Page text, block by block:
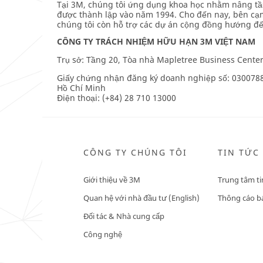
**
Building
hygiene
***
url**
/3M/vi_VN/p/c/cleaning-
supplies/i/design-
construction/
**Site
area
***
**Site
**
CommSolutions-
***
**Site
area
**
Consumer-
Office
***
url**
/3M/vi_VN/p/c/i/consumer/office/
**Site
area
url**
health-
**Site
**
Consumer-
DIYCarCare
Tại 3M, chúng tôi ứng dụng khoa học nhằm nâng
được thành lập vào năm 1994. Cho đến nay, bên
chúng tôi còn hỗ trợ các dự án cộng đồng hướng
CÔNG TY TRÁCH NHIỆM HỮU HẠN 3M VIỆT NAM
Trụ sở: Tầng 20, Tòa nhà Mapletree Business
Giấy chứng nhận đăng ký doanh nghiệp số:
Hồ Chí Minh
Điện thoại: (+84) 28 710 13000
CÔNG TY CHÚNG TÔI
Giới thiệu về 3M
Quan hệ với nhà đầu tư (English)
Đối tác & Nhà cung cấp
Công nghệ
TIN TỨC
Trung tâm
Thông cáo